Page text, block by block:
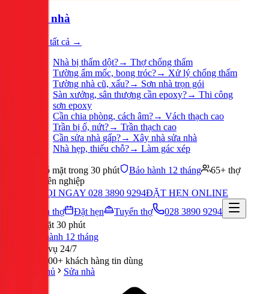
Sửa nhà
Xem tất cả →
Nhà bị thấm dột?→ Thợ chống thấm
Tường ẩm mốc, bong tróc?→ Xử lý chống thấm
Tường nhà cũ, xấu?→ Sơn nhà trọn gói
Sàn xưởng, sân thượng cần epoxy?→ Thi công
sơn epoxy
Cần chia phòng, cách âm?→ Vách thạch cao
Trần bị ố, nứt?→ Trần thạch cao
Cần sửa nhà gấp?→ Xây nhà sửa nhà
Nhà hẹp, thiếu chỗ?→ Làm gác xép
Có mặt trong 30 phút Bảo hành 12 tháng
65+ thợ
chuyên nghiệp
GỌI NGAY 028 3890 9294ĐẶT HẸN ONLINE
Tuyển thợ
Đặt hẹn Tuyển thợ
028 3890 9294
Có mặt 30 phút
Bảo hành 12 tháng
Phục vụ 24/7
300,000+ khách hàng tin dùng
Trang chủ
Sửa nhà